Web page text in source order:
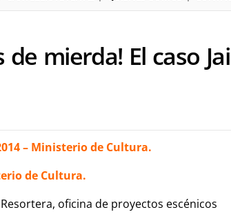
de mierda! El caso
– Ministerio de Cultura.
de Cultura.
oficina de proyectos escénicos